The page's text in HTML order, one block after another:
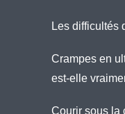
Les difficultés
Crampes en
est-elle
Courir sous la